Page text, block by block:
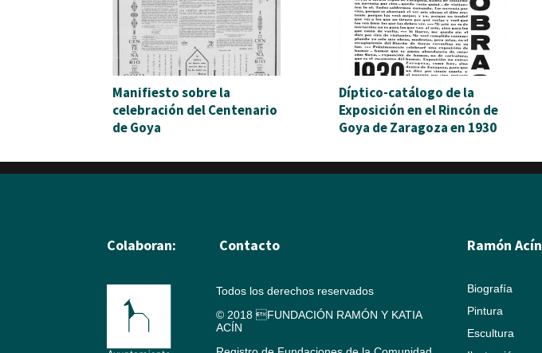
Manifiesto sobre la
celebración del Centenario
de Goya
Díptico-catálogo de la
Exposición en el Rincón de
Goya de Zaragoza en 1930
Colaboran: Contacto
Todos los derechos reservados
© 2018 FUNDACIÓN RAMÓN Y KATIA
ACÍN
Ramón Acín
Biografía
Pintura
Escultura